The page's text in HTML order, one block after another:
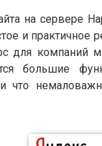
на сервере
и
для компаний
большие
и что